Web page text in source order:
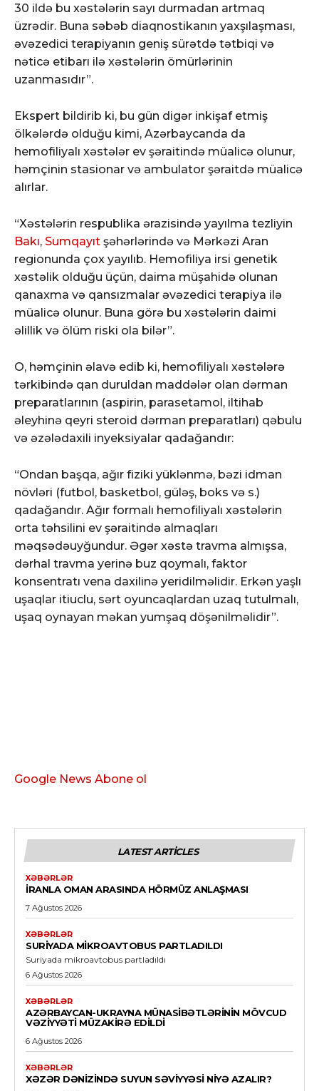
30 ildə bu xəstələrin sayı durmadan artmaq
üzrədir. Buna səbəb diaqnostikanın yaxşılaşması,
əvəzedici terapiyanın geniş sürətdə tətbiqi və
nəticə etibarı ilə xəstələrin ömürlərinin
uzanmasıdır”.
Ekspert bildirib ki, bu gün digər inkişaf etmiş
ölkələrdə olduğu kimi, Azərbaycanda da
hemofiliyalı xəstələr ev şəraitində müalicə olunur,
həmçinin stasionar və ambulator şəraitdə müalicə
alırlar.
“Xəstələrin respublika ərazisində yayılma tezliyin
Bakı, Sumqayıt şəhərlərində və Mərkəzi Aran
regionunda çox yayılıb. Hemofiliya irsi genetik
xəstəlik olduğu üçün, daima müşahidə olunan
qanaxma və qansızmalar əvəzedici terapiya ilə
müalicə olunur. Buna görə bu xəstələrin daimi
əlillik və ölüm riski ola bilər”.
O, həmçinin əlavə edib ki, hemofiliyalı xəstələrə
tərkibində qan duruldan maddələr olan dərman
preparatlarının (aspirin, parasetamol, iltihab
əleyhinə qeyri steroid dərman preparatları) qəbulu
və əzələdaxili inyeksiyalar qadağandır:
“Ondan başqa, ağır fiziki yüklənmə, bəzi idman
növləri (futbol, basketbol, güləş, boks və s.)
qadağandır. Ağır formalı hemofiliyalı xəstələrin
orta təhsilini ev şəraitində almaqları
məqsədəuyğundur. Əgər xəstə travma almışsa,
dərhal travma yerinə buz qoymalı, faktor
konsentratı vena daxilinə yeridilməlidir. Erkən yaşlı
uşaqlar itiuclu, sərt oyuncaqlardan uzaq tutulmalı,
uşaq oynayan məkan yumşaq döşənilməlidir”.
Google News Abone ol
LATEST ARTICLES
XƏBƏRLƏR
İRANLA OMAN ARASINDA HÖRMÜZ ANLAŞMASI
7 Ağustos 2026
XƏBƏRLƏR
SURIYADA MIKROAVTOBUS PARTLADILDI
Suriyada mikroavtobus partladıldı
6 Ağustos 2026
XƏBƏRLƏR
AZƏRBAYCAN-UKRAYNA MÜNASIBƏTLƏRININ MÖVCUD
VƏZIYYƏTI MÜZAKIRƏ EDILDI
6 Ağustos 2026
XƏBƏRLƏR
XƏZƏR DƏNIZINDƏ SUYUN SƏVIYYƏSI NIYƏ AZALIR?